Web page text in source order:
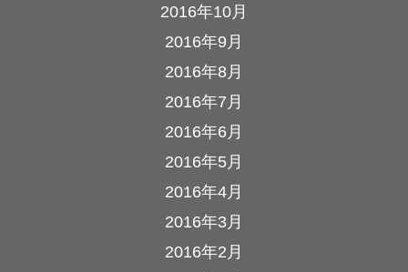
2016年10月
2016年9月
2016年8月
2016年7月
2016年6月
2016年5月
2016年4月
2016年3月
2016年2月